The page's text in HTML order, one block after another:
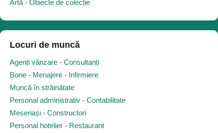
Artă - Obiecte de colecție
Locuri de muncă
Agenți vânzare - Consultanți
Bone - Menajere - Infirmiere
Muncă în străinătate
Personal administrativ - Contabilitate
Meseriași - Constructori
Personal hotelier - Restaurant